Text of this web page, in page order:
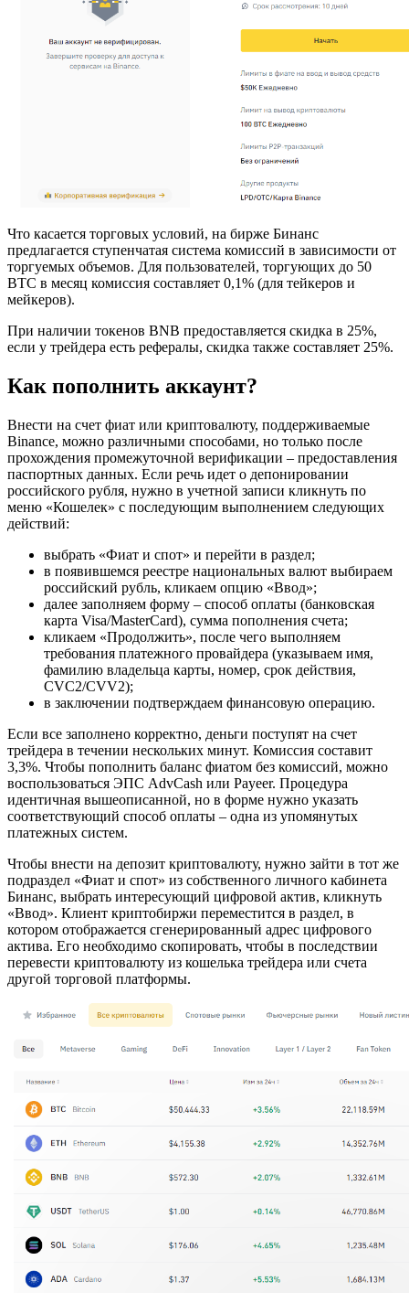
Что касается торговых условий, на бирже Бинанс
предлагается ступенчатая система комиссий в зависимости от
торгуемых объемов. Для пользователей, торгующих до 50
BTC в месяц комиссия составляет 0,1% (для тейкеров и
мейкеров).
При наличии токенов BNB предоставляется скидка в 25%,
если у трейдера есть рефералы, скидка также составляет 25%.
Как пополнить аккаунт?
Внести на счет фиат или криптовалюту, поддерживаемые
Binance, можно различными способами, но только после
прохождения промежуточной верификации – предоставления
паспортных данных. Если речь идет о депонировании
российского рубля, нужно в учетной записи кликнуть по
меню «Кошелек» с последующим выполнением следующих
действий:
выбрать «Фиат и спот» и перейти в раздел;
в появившемся реестре национальных валют выбираем
российский рубль, кликаем опцию «Ввод»;
далее заполняем форму – способ оплаты (банковская
карта Visa/MasterCard), сумма пополнения счета;
кликаем «Продолжить», после чего выполняем
требования платежного провайдера (указываем имя,
фамилию владельца карты, номер, срок действия,
CVC2/CVV2);
в заключении подтверждаем финансовую операцию.
Если все заполнено корректно, деньги поступят на счет
трейдера в течении нескольких минут. Комиссия составит
3,3%. Чтобы пополнить баланс фиатом без комиссий, можно
воспользоваться ЭПС AdvCash или Payeer. Процедура
идентичная вышеописанной, но в форме нужно указать
соответствующий способ оплаты – одна из упомянутых
платежных систем.
Чтобы внести на депозит криптовалюту, нужно зайти в тот же
подраздел «Фиат и спот» из собственного личного кабинета
Бинанс, выбрать интересующий цифровой актив, кликнуть
«Ввод». Клиент криптобиржи переместится в раздел, в
котором отображается сгенерированный адрес цифрового
актива. Его необходимо скопировать, чтобы в последствии
перевести криптовалюту из кошелька трейдера или счета
другой торговой платформы.